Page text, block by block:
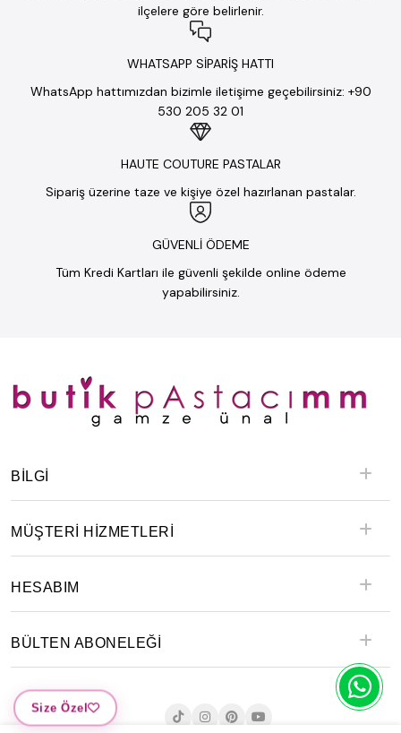
ilçelere göre belirlenir.
WHATSAPP SİPARİŞ HATTI
WhatsApp hattımızdan bizimle iletişime geçebilirsiniz: +90
530 205 32 01
HAUTE COUTURE PASTALAR
Sipariş üzerine taze ve kişiye özel hazırlanan pastalar.
GÜVENLİ ÖDEME
Tüm Kredi Kartları ile güvenli şekilde online ödeme
yapabilirsiniz.
BILGI
MÜŞTERİ HİZMETLERİ
HESABIM
BÜLTEN ABONELEĞİ
Size Özel